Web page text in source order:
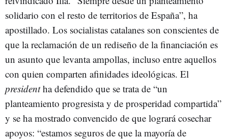
solidario con el resto de territorios de España”, ha
apostillado. Los socialistas catalanes son conscientes de
que la reclamación de un rediseño de la financiación es
un asunto que levanta ampollas, incluso entre aquellos
con quien comparten afinidades ideológicas. El
presidentha defendido que se trata de “un
planteamiento progresista y de prosperidad compartida”
y se ha mostrado convencido de que logrará cosechar
apoyos: “estamos seguros de que la mayoría de